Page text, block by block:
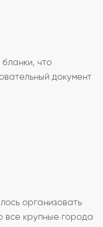
что
документ
организовать
все крупные города